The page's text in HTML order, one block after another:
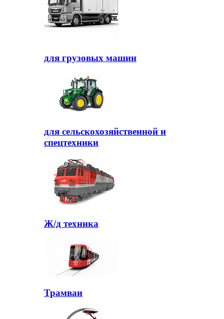
для грузовых машин
для сельскохозяйственной и
спецтехники
Ж/д техника
Трамваи